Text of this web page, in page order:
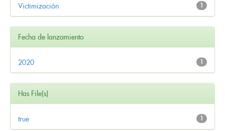
1
Victimización
Fecha de lanzamiento
1
2020
Has File(s)
1
true